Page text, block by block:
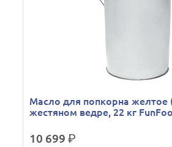
Масло для попкорна желтое
жестяном ведре, 22 кг
10 699р.